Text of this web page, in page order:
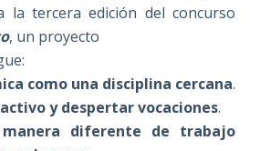
la tercera edición del concurso
, un proyecto
como una disciplina cercana.
y despertar vocaciones.
manera diferente de trabajo